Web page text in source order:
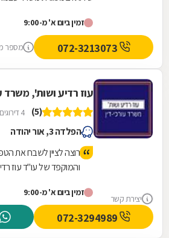
בכל...זמין ביום א' מ-9:00
מספר
יצירת קשר
עוז רדיע ושות', משרד
(5) 4 דירוגים
הפלדה 3, אור יהודה
והמוקפד של עו"ד עוז
זמין ביום א' מ-9:00